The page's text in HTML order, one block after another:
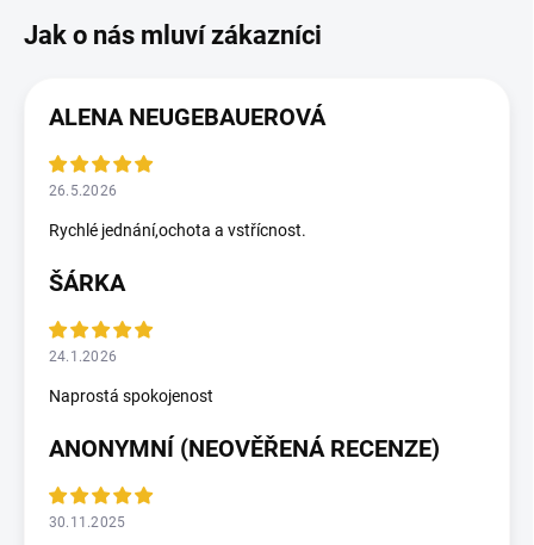
ALENA NEUGEBAUEROVÁ
26.5.2026
Rychlé jednání,ochota a vstřícnost.
ŠÁRKA
24.1.2026
Naprostá spokojenost
ANONYMNÍ (NEOVĚŘENÁ RECENZE)
30.11.2025